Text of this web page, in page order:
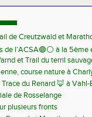
de Creutzwald et
de l’ACSA🟢⚪️ à la
juin et Trail du terril
course nature à
du Renard 🦊 à Vahl-
de Rosselange
plusieurs fronts